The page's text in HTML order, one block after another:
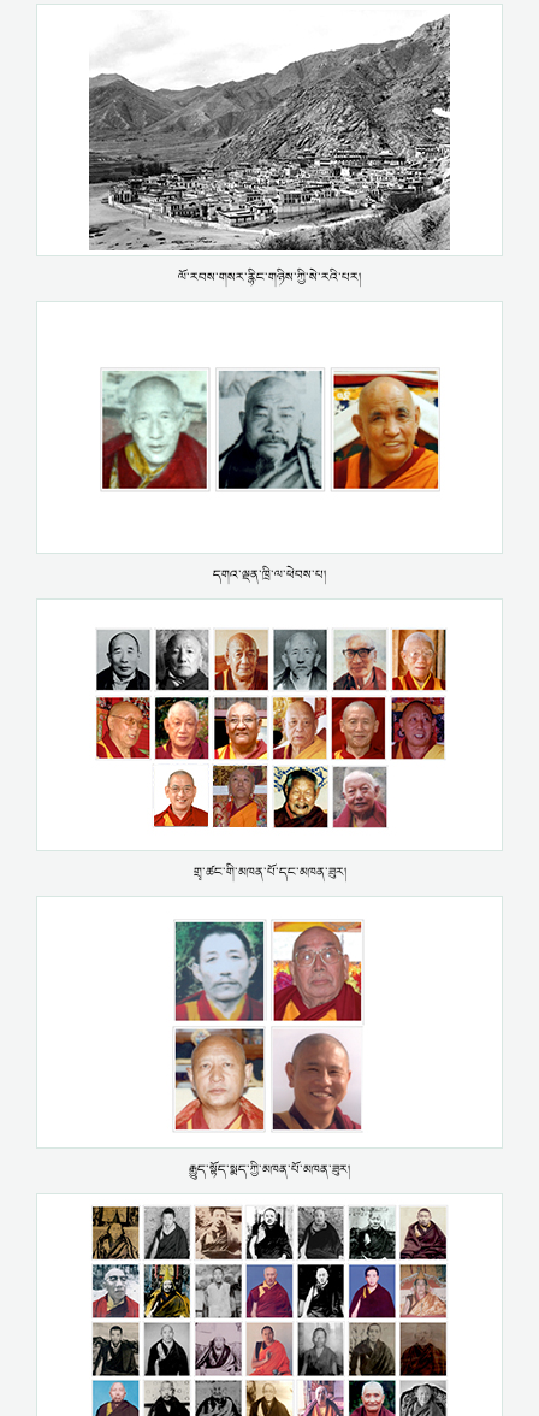
ལོ་རབས་གསར་རྙིང་གཉིས་ཀྱི་སེ་རའི་པར།
དགའ་ལྡན་ཁྲི་ལ་ཕེབས་པ།
གྲྭ་ཚང་གི་མཁན་པོ་དང་མཁན་ཟུར།
རྒྱུད་སྟོད་སྨད་ཀྱི་མཁན་པོ་མཁན་ཟུར།